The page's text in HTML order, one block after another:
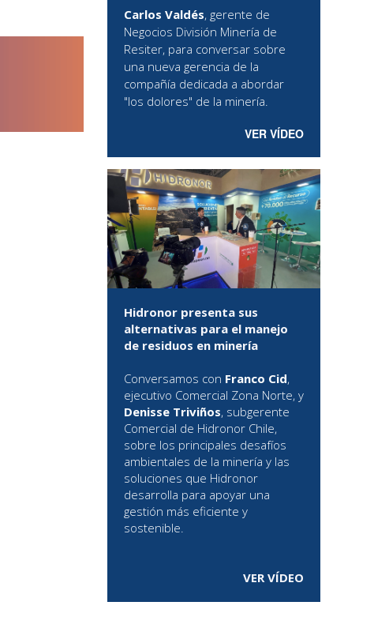
Carlos Valdés, gerente de
Negocios División Minería de
Resiter, para conversar sobre
una nueva gerencia de la
compañía dedicada a abordar
"los dolores" de la minería.
VER VÍDEO
Hidronor presenta sus
alternativas para el manejo
de residuos en minería
Conversamos con Franco Cid,
ejecutivo Comercial Zona Norte, y
Denisse Triviños, subgerente
Comercial de Hidronor Chile,
sobre los principales desafíos
ambientales de la minería y las
soluciones que Hidronor
desarrolla para apoyar una
gestión más eficiente y
sostenible.
VER VÍDEO